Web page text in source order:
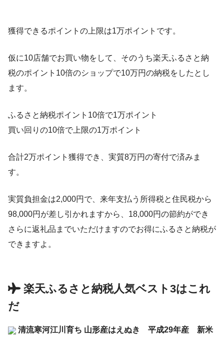
獲得できるポイントの上限は1万ポイントです。
仮に10店舗でお買い物をして、そのうち楽天ふるさと納
税のポイント10倍のショップで10万円の納税をしたとし
ます。
ふるさと納税ポイント10倍で1万ポイント
買い回りの10倍で上限の1万ポイント
合計2万ポイント獲得でき、実質8万円の寄付で済みま
す。
実質負担金は2,000円で、来年支払う所得税と住民税から
98,000円が差し引かれますから、18,000円の節約ができ
さらに返礼品までいただけますのでお得にふるさと納税が
できますよ。
楽天ふるさと納税人気ベスト3はこれ
だ
清流寒河江川育ち 山形産はえぬき 平成29年産 新米